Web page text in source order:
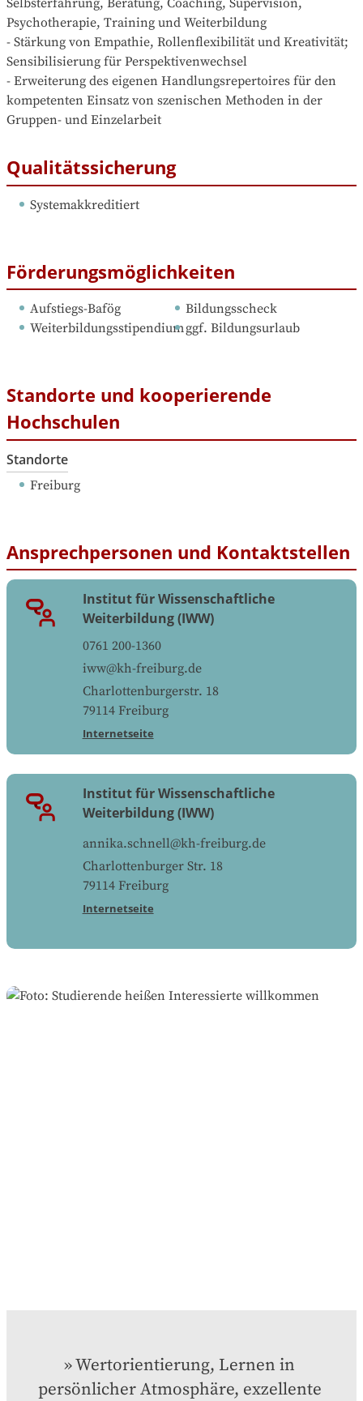
Selbsterfahrung, Beratung, Coaching, Supervision,
Psychotherapie, Training und Weiterbildung
- Stärkung von Empathie, Rollenflexibilität und Kreativität;
Sensibilisierung für Perspektivenwechsel
- Erweiterung des eigenen Handlungsrepertoires für den
kompetenten Einsatz von szenischen Methoden in der
Gruppen- und Einzelarbeit
Qualitätssicherung
Systemakkreditiert
Förderungsmöglichkeiten
Aufstiegs-Bafög
Bildungsscheck
Weiterbildungsstipendiumggf. Bildungsurlaub
Standorte und kooperierende
Hochschulen
Standorte
Freiburg
Ansprechpersonen und Kontaktstellen
Institut für Wissenschaftliche
Weiterbildung (IWW)
0761 200-1360
iww@kh-freiburg.de
Charlottenburgerstr. 18
79114 Freiburg
Internetseite
Institut für Wissenschaftliche
Weiterbildung (IWW)
annika.schnell@kh-freiburg.de
Charlottenburger Str. 18
79114 Freiburg
Internetseite
Wertorientierung, Lernen in
persönlicher Atmosphäre, exzellente